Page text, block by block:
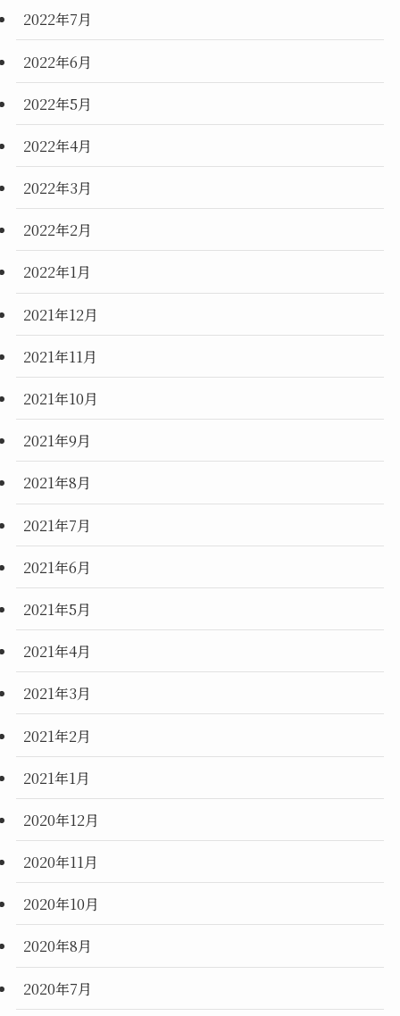
2022年7月
2022年6月
2022年5月
2022年4月
2022年3月
2022年2月
2022年1月
2021年12月
2021年11月
2021年10月
2021年9月
2021年8月
2021年7月
2021年6月
2021年5月
2021年4月
2021年3月
2021年2月
2021年1月
2020年12月
2020年11月
2020年10月
2020年8月
2020年7月